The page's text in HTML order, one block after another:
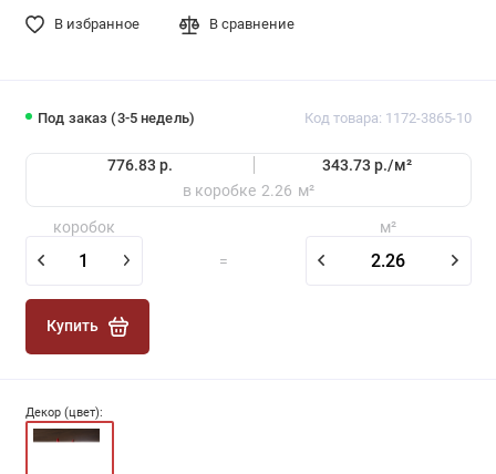
Под заказ (3-5 недель) Код товара: 1172-3865-10
776.83 р. 343.73 р./м²
в коробке 2.26 м²
коробок
=
м²
Купить
В избранное В сравнение
Декор (цвет):